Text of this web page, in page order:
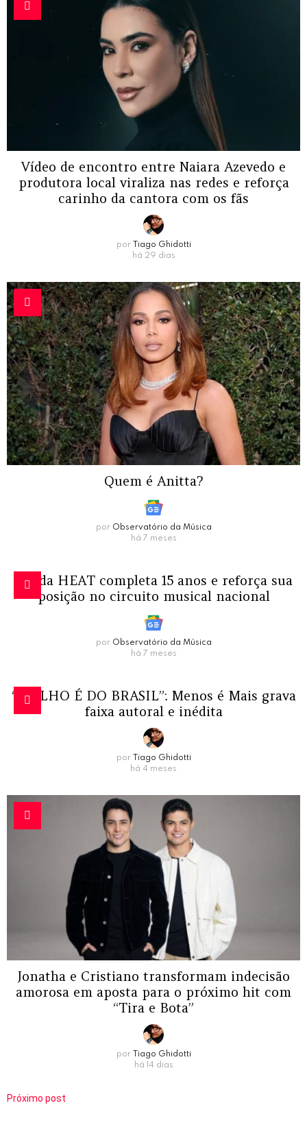
Vídeo de encontro entre Naiara Azevedo e
produtora local viraliza nas redes e reforça
carinho da cantora com os fãs
por
Tiago Ghidotti
há 29 dias
Quem é Anitta?
por Observatório da Música
há 7 meses
Banda HEAT completa 15 anos e reforça sua
posição no circuito musical nacional
por Observatório da Música
há 7 meses
“MOLHO É DO BRASIL”: Menos é Mais grava
faixa autoral e inédita
por
Tiago Ghidotti
há 4 meses
Jonatha e Cristiano transformam indecisão
amorosa em aposta para o próximo hit com
“Tira e Bota”
por
Tiago Ghidotti
há 14 dias
Próximo post